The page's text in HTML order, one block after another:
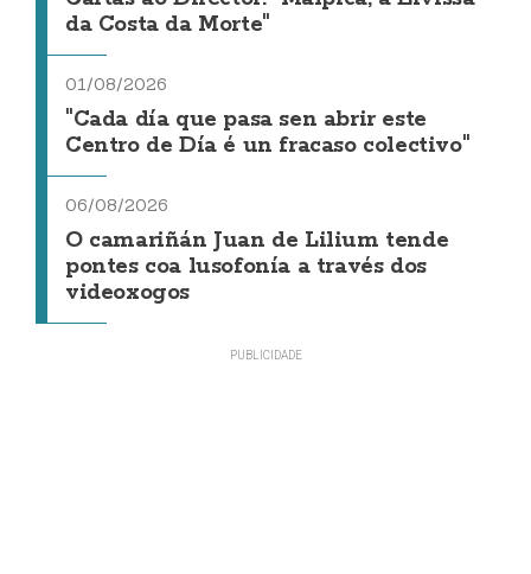
da Costa da Morte"
01/08/2026
"Cada día que pasa sen abrir este
Centro de Día é un fracaso colectivo"
06/08/2026
O camariñán Juan de Lilium tende
pontes coa lusofonía a través dos
videoxogos